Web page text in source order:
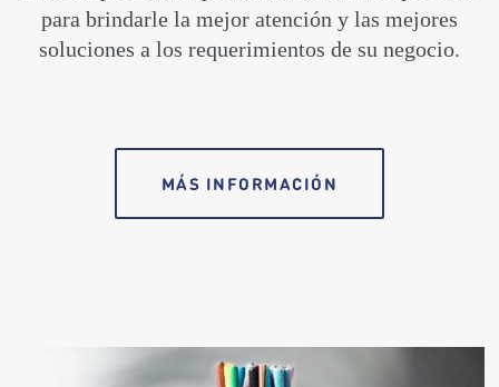
para brindarle la mejor atención y las mejores
soluciones a los requerimientos de su negocio.
MÁS INFORMACIÓN